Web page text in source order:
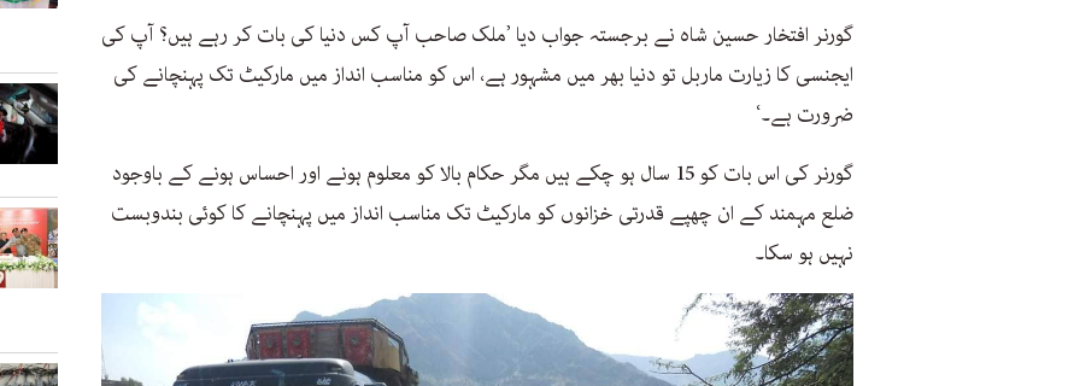
گورنر افتخار حسین شاہ نے برجستہ جواب دیا ’ملک صاحب آپ کس دنیا کی بات کر رہے ہیں؟ آپ کی
ایجنسی کا زیارت ماربل تو دنیا بھر میں مشہور ہے، اس کو مناسب انداز میں مارکیٹ تک پہنچانے کی
ضرورت ہے۔‘
گورنر کی اس بات کو 15 سال ہو چکے ہیں مگر حکام بالا کو معلوم ہونے اور احساس ہونے کے باوجود
ضلع مہمند کے ان چھپے قدرتی خزانوں کو مارکیٹ تک مناسب انداز میں پہنچانے کا کوئی بندوبست
نہیں ہو سکا۔